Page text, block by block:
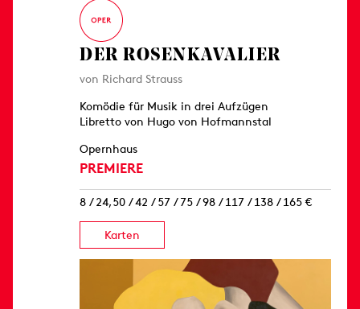
DER ROSEN­KAVALIER
von Richard Strauss
Komödie für Musik in drei Aufzügen
Libretto von Hugo von Hofmannstal
Opernhaus
PREMIERE
8 / 24,50 / 42 / 57 / 75 / 98 / 117 / 138 / 165 €
Karten